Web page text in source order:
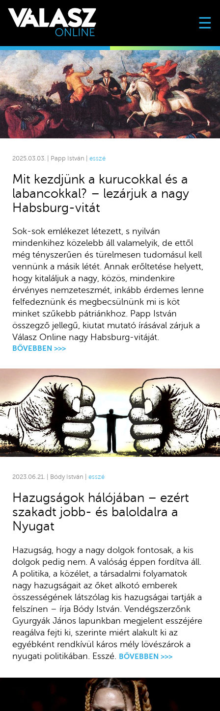
☰
2025.03.03. | Papp István | esszé
Mit kezdjünk a kurucokkal és a
labancokkal? – lezárjuk a nagy
Habsburg-vitát
Sok-sok emlékezet létezett, s nyilván
mindenkihez közelebb áll valamelyik, de ettől
még tényszerűen és türelmesen tudomásul kell
vennünk a másik létét. Annak erőltetése helyett,
hogy kitaláljuk a nagy, közös, mindenkire
érvényes nemzeteszmét, inkább érdemes lenne
felfedeznünk és megbecsülnünk mi is köt
minket szűkebb pátriánkhoz. Papp István
összegző jellegű, kiutat mutató írásával zárjuk a
Válasz Online nagy Habsburg-vitáját.
BŐVEBBEN >>>
2023.06.21. | Bódy István | esszé
Hazugságok hálójában – ezért
szakadt jobb- és baloldalra a
Nyugat
Hazugság, hogy a nagy dolgok fontosak, a kis
dolgok pedig nem. A valóság éppen fordítva áll.
A politika, a közélet, a társadalmi folyamatok
nagy hazugságait az őket alkotó emberek
összességének látszólag kis hazugságai tartják a
felszínen – írja Bódy István. Vendégszerzőnk
Gyurgyák János lapunkban megjelent esszéjére
reagálva fejti ki, szerinte miért alakult ki az
egyébként rendkívül káros mély lövészárok a
nyugati politikában. Esszé. BŐVEBBEN >>>